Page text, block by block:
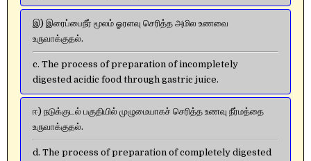
இ) இரைப்பைநீர் மூலம் ஓரளவு செரித்த அமில உணவை
உருவாக்குதல்.
c. The process of preparation of incompletely
digested acidic food through gastric juice.
ஈ) நடுக்குடல் பகுதியில் முழுமையாகச் செரித்த உணவு நீர்மத்தை
உருவாக்குதல்.
d. The process of preparation of completely digested